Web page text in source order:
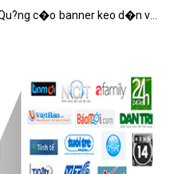
c�o banner keo d�n v?i